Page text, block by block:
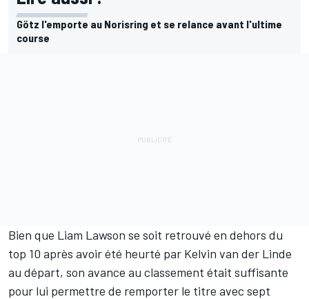
Götz l'emporte au Norisring et se relance avant l'ultime
course
Bien que Liam Lawson se soit retrouvé en dehors du
top 10 après avoir été heurté par Kelvin van der Linde
au départ, son avance au classement était suffisante
pour lui permettre de remporter le titre avec sept